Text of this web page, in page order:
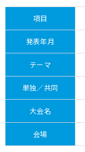
項目
発表年月
テーマ
単独／共同
大会名
会場